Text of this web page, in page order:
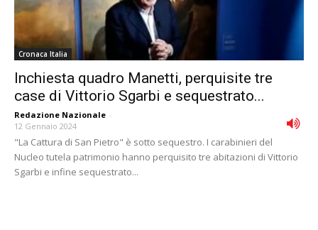
Cronaca Italia
Inchiesta quadro Manetti, perquisite tre
case di Vittorio Sgarbi e sequestrato...
Redazione Nazionale -
12 Gennaio 2024
"La Cattura di San Pietro" è sotto sequestro. I carabinieri del
Nucleo tutela patrimonio hanno perquisito tre abitazioni di Vittorio
Sgarbi e infine sequestrato...